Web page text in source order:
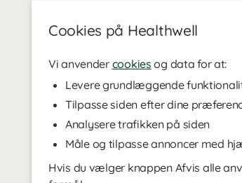
Cookies på Healthwell
Vi anvender cookies og data for at:
Levere grundlæggende
Tilpasse siden efter dine
Analysere trafikken på siden
Måle og tilpasse annoncer med
Hvis du vælger knappen Afvis alle